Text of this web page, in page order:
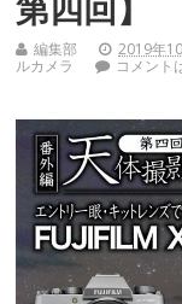
編集部 2019年
ルカメラ
コメント